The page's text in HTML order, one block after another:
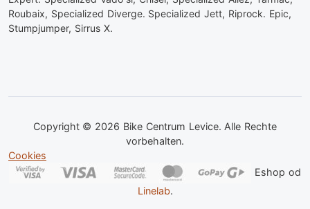
Roubaix, Specialized Diverge. Specialized Jett, Riprock. Epic,
Stumpjumper, Sirrus X.
Copyright © 2026 Bike Centrum Levice. Alle Rechte
vorbehalten.
Cookies
Eshop od
Linelab.